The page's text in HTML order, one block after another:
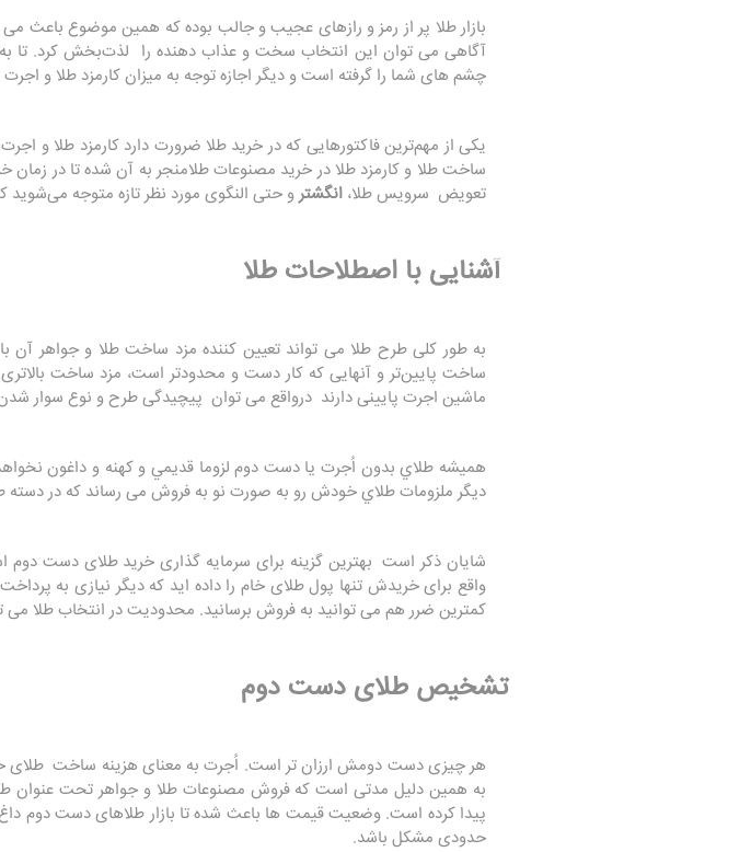
بازار طلا پر از رمز و رازهای عجیب و جالب بوده که همین موضوع باعث
آگاهی می توان این انتخاب سخت و عذاب دهنده را لذت‌بخش کرد. تا به
چشم های شما را گرفته است و دیگر اجازه توجه به میزان کارمزد طلا و
یکی از مهم‌ترین فاکتورهایی که در خرید طلا ضرورت دارد کارمزد طلا و
ساخت طلا و کارمزد طلا در خرید مصنوعات طلامنجر به آن شده تا در
تعویض سرویس طلا، انگشترو حتی النگوی مورد نظر تازه متوجه
آشنایی با اصطلاحات طلا
به طور کلی طرح طلا می تواند تعیین کننده مزد ساخت طلا و جواهر آن
ساخت پایین‌تر و آنهایی که کار دست و محدود‌تر است، مزد ساخت
ماشین اجرت پایینی دارند درواقع می توان پیچیدگی طرح و نوع سوار
همیشه طلاي بدون اُجرت يا دست دوم لزوما قديمي و كهنه و داغون
ديگر ملزومات طلاي خودش رو به صورت نو به فروش می رساند که در دسته
شایان ذکر است بهترین گزینه برای سرمایه گذاری خرید طلای دست
واقع برای خریدش تنها پول طلای خام را داده اید که دیگر نیازی به
کمترین ضرر هم می توانید به فروش برسانید. محدودیت در انتخاب طلا
تشخیص طلای دست دوم
هر چیزی دست دومش ارزان تر است. اُجرت به معنای هزینه ساخت طلای
به همین دلیل مدتی است که فروش مصنوعات طلا و جواهر تحت
پیدا کرده است. وضعیت قیمت ها باعث شده تا بازار طلاهای دست
حدودی مشکل باشد.